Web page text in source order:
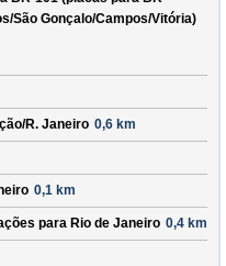
São Gonçalo/Campos/Vitória)
R. Janeiro 0,6 km
0,1 km
para Rio de Janeiro 0,4 km